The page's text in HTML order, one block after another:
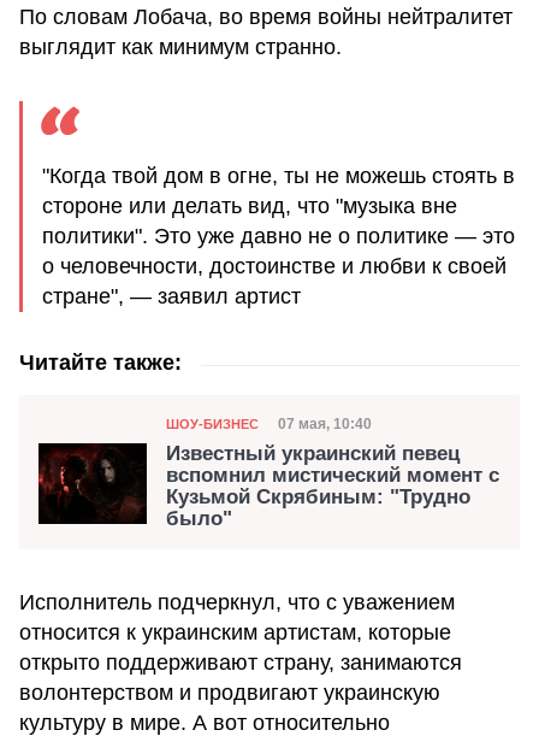
По словам Лобача, во время войны нейтралитет
выглядит как минимум странно.
"Когда твой дом в огне, ты не можешь стоять в
стороне или делать вид, что "музыка вне
политики". Это уже давно не о политике — это
о человечности, достоинстве и любви к своей
стране", — заявил артист
Читайте также:
Категория
ШОУ-БИЗНЕС Дата публикации
07 мая, 10:40
Известный украинский певец
вспомнил мистический момент с
Кузьмой Скрябиным: "Трудно
было"
Исполнитель подчеркнул, что с уважением
относится к украинским артистам, которые
открыто поддерживают страну, занимаются
волонтерством и продвигают украинскую
культуру в мире. А вот относительно